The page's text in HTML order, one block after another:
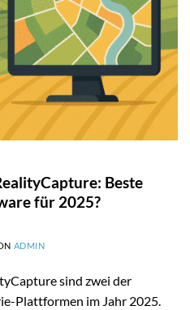
Beste
für 2025?
ADMIN
sind zwei der
Plattformen im Jahr 2025.